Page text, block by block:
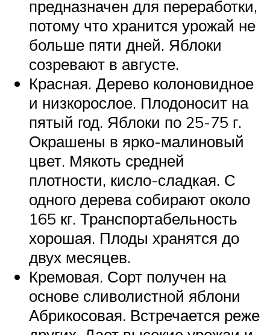
предназначен для переработки,
потому что хранится урожай не
больше пяти дней. Яблоки
созревают в августе.
Красная. Дерево колоновидное
и низкорослое. Плодоносит на
пятый год. Яблоки по 25-75 г.
Окрашены в ярко-малиновый
цвет. Мякоть средней
плотности, кисло-сладкая. С
одного дерева собирают около
165 кг. Транспортабельность
хорошая. Плоды хранятся до
двух месяцев.
Кремовая. Сорт получен на
основе сливолистной яблони
Абрикосовая. Встречается реже